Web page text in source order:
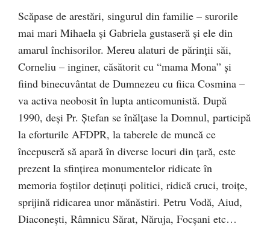
Scăpase de arestări, singurul din familie – surorile
mai mari Mihaela şi Gabriela gustaseră şi ele din
amarul închisorilor. Mereu alaturi de părinţii săi,
Corneliu – inginer, căsătorit cu “mama Mona” şi
fiind binecuvântat de Dumnezeu cu fiica Cosmina –
va activa neobosit în lupta anticomunistă. După
1990, deşi Pr. Ştefan se înălţase la Domnul, participă
la eforturile AFDPR, la taberele de muncă ce
începuseră să apară în diverse locuri din ţară, este
prezent la sfinţirea monumentelor ridicate în
memoria foştilor deţinuţi politici, ridică cruci, troiţe,
sprijină ridicarea unor mănăstiri. Petru Vodă, Aiud,
Diaconeşti, Râmnicu Sărat, Năruja, Focşani etc…